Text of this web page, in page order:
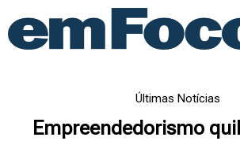
para
Últimas Notícias
Empreendedorismo